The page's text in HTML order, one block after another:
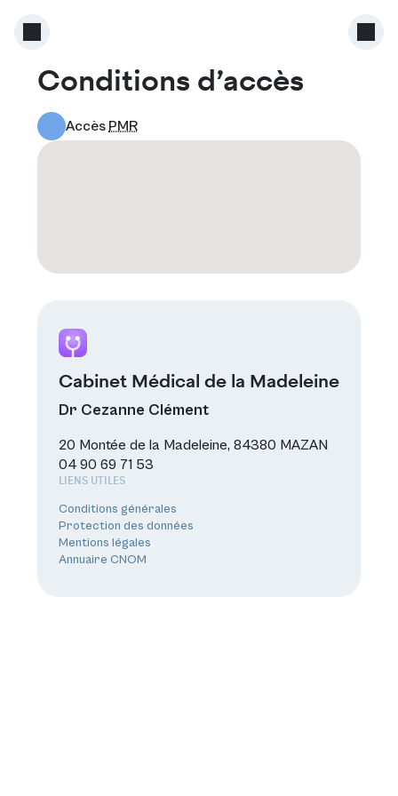
Conditions d’accès
Accès PMR
Cabinet Médical de la Madeleine
Dr Cezanne Clément
20 Montée de la Madeleine, 84380 MAZAN
04 90 69 71 53
LIENS UTILES
Conditions générales
Protection des données
Mentions légales
Annuaire CNOM